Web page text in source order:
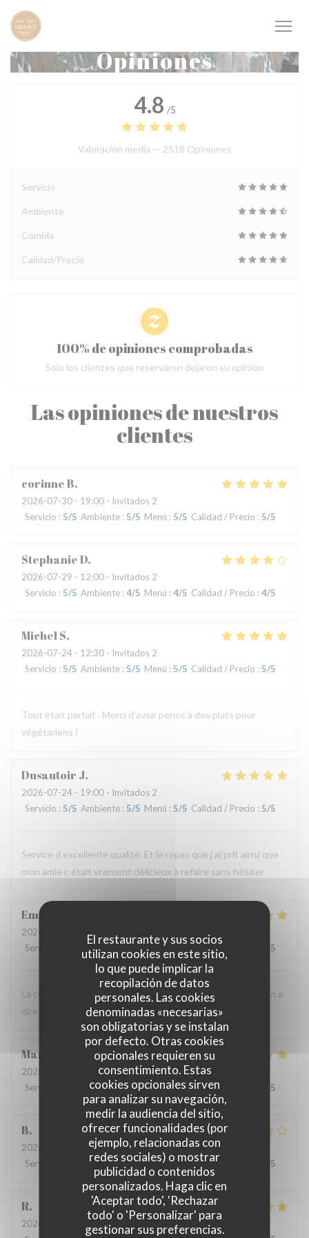
Personalización de sus opciones de cookies
El restaurante y sus socios
utilizan cookies en este sitio,
lo que puede implicar la
recopilación de datos
personales. Las cookies
denominadas «necesarias»
son obligatorias y se instalan
por defecto. Otras cookies
opcionales requieren su
consentimiento. Estas
cookies opcionales sirven
para analizar su navegación,
medir la audiencia del sitio,
ofrecer funcionalidades (por
ejemplo, relacionadas con
redes sociales) o mostrar
publicidad o contenidos
personalizados. Haga clic en
'Aceptar todo', 'Rechazar
todo' o 'Personalizar' para
gestionar sus preferencias.
Opiniones
Las opiniones de nuestros
clientes
corinneB
2026-07-30 - 19:00 - Invitados 2
Servicio : 5/5 Ambiente : 5/5 Menú : 5/5 Calidad / Precio : 5/5
StephanieD
2026-07-29 - 12:00 - Invitados 2
Servicio : 5/5 Ambiente : 4/5 Menú : 4/5 Calidad / Precio : 4/5
MichelS
2026-07-24 - 12:30 - Invitados 2
Servicio : 5/5 Ambiente : 5/5 Menú : 5/5 Calidad / Precio : 5/5
Tout était parfait . Merci d’avoir pensé à des plats pour
végétariens !
Dusautoir J
2026-07-24 - 19:00 - Invitados 2
Servicio : 5/5 Ambiente : 5/5 Menú : 5/5 Calidad / Precio : 5/5
Service d excellente qualité. Et le repas que j ai prit ainsi que
mon amie c était vraiment délicieux à refaire sans hésiter
Emilie
2026-07-24
Servicio
Ambiente Menú Calidad / Precio /5
La cuisine est très bonne et le personnel est agréable. Rien à
dire ! C'est toujours un bon moment.
Marie
2026-07-21
- 19:30 - Invitados 2
Servicio
Ambiente: 5 /5 Menú:5/5 Calidad / Precio /5
B
2026-07-08
- 20:00 - Invitados 4
Servicio
Ambiente : 4/5 Menú :4/5 Calidad / Precio /5
R
2026-06-17
- 13:00 - Invitados 3
4.8 /5
Valoración media — 2518 Opiniones
Servicio
Ambiente
Comida
Calidad/Precio
100% de opiniones comprobadas
Solo los clientes que reservaron dejaron su opinión